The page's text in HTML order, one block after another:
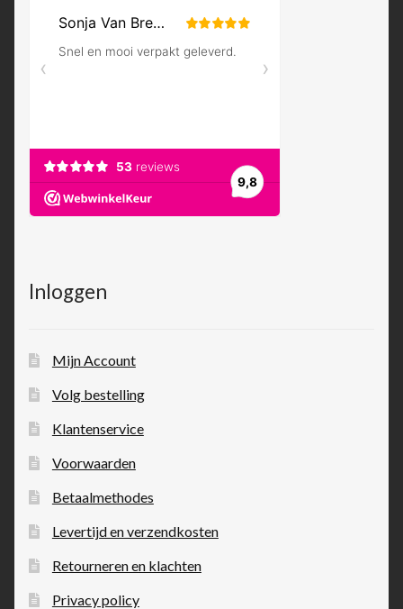
Inloggen
Mijn Account
Volg bestelling
Klantenservice
Voorwaarden
Betaalmethodes
Levertijd en verzendkosten
Retourneren en klachten
Privacy policy